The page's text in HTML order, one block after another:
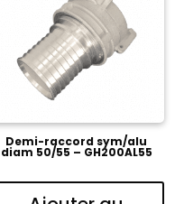
Demi-raccord sym/alu
diam 50/55 – GH200AL55